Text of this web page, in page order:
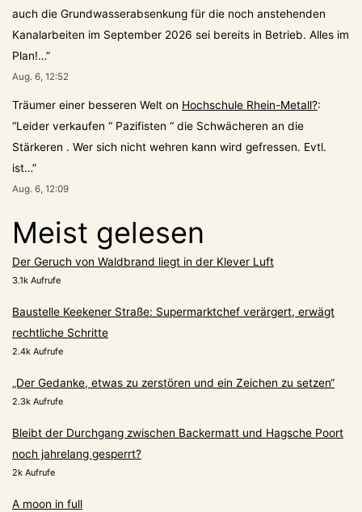
auch die Grundwasserabsenkung für die noch anstehenden
Kanalarbeiten im September 2026 sei bereits in Betrieb. Alles im
Plan!…”
Aug. 6, 12:52
Träumer einer besseren Welt on Hochschule Rhein-Metall?:
“Leider verkaufen “ Pazifisten “ die Schwächeren an die
Stärkeren . Wer sich nicht wehren kann wird gefressen. Evtl.
ist…”
Aug. 6, 12:09
Meist gelesen
Der Geruch von Waldbrand liegt in der Klever Luft
3.1k Aufrufe
Baustelle Keekener Straße: Supermarktchef verärgert, erwägt
rechtliche Schritte
2.4k Aufrufe
„Der Gedanke, etwas zu zerstören und ein Zeichen zu setzen“
2.3k Aufrufe
Bleibt der Durchgang zwischen Backermatt und Hagsche Poort
noch jahrelang gesperrt?
2k Aufrufe
A moon in full